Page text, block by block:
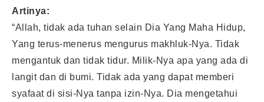
Artinya:
“Allah, tidak ada tuhan selain Dia Yang Maha Hidup,
Yang terus-menerus mengurus makhluk-Nya. Tidak
mengantuk dan tidak tidur. Milik-Nya apa yang ada di
langit dan di bumi. Tidak ada yang dapat memberi
syafaat di sisi-Nya tanpa izin-Nya. Dia mengetahui